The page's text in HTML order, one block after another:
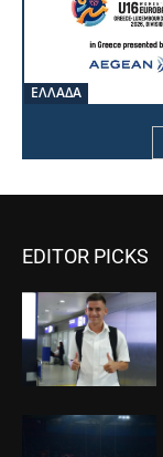
ΕΛΛΑΔΑ
EDITOR PICKS